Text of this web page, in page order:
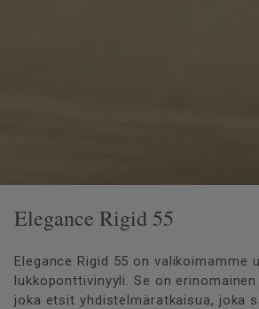
Elegance Rigid 55
Elegance Rigid 55 on valikoimamme
lukkoponttivinyyli. Se on
joka etsit yhdistelmäratkaisua, joka